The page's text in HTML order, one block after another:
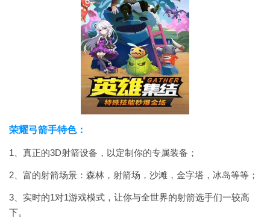
荣耀弓箭手特色：
1、真正的3D射箭设备，以定制你的专属装备；
2、富的射箭场景：森林，射箭场，沙滩，金字塔，冰岛等等；
3、实时的1对1游戏模式，让你与全世界的射箭选手们一较高
下。